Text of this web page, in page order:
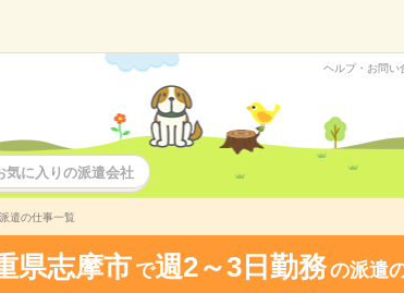
ヘルプ・お問い
気に入りの派遣会社
遣の仕事一覧
県志摩市 で週2～3日勤務の派遣